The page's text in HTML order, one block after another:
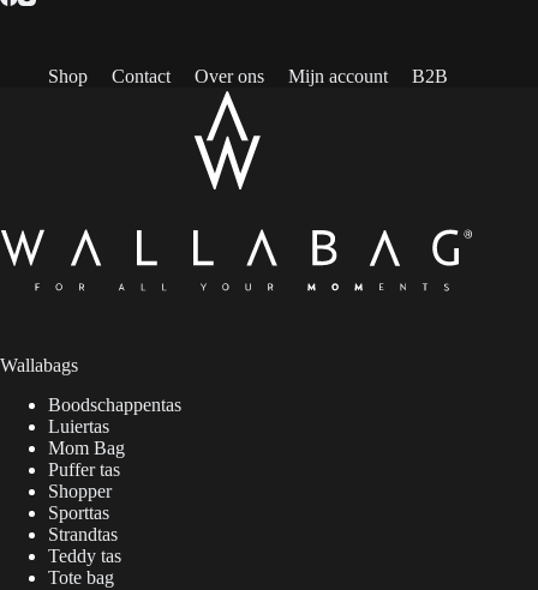
Shop Contact Over ons Mijn account B2B
Wallabags
Boodschappentas
Luiertas
Mom Bag
Puffer tas
Shopper
Sporttas
Strandtas
Teddy tas
Tote bag